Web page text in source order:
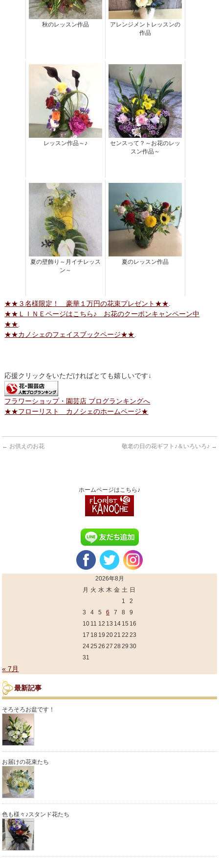
秋のレッスン作品
アレンジメントレッスンの
作品
レッスン作品～♪
センスって？～お花のレッ
スン作品～
夏の壁飾り～月イチレッス
ン～
夏のレッスン作品
★★３名様限定！ 豪華１万円の花束プレゼント★★.
★★ＬＩＮＥページはこちら♪ お花のクーポンキャンペーン中
★★.
★★カノシェのフェイスブックページ★★.
応援クリックをいただければとても嬉しいです↓
フラワーショップ・園芸店 ブログランキングへ
★★フローリスト カノシェのホームページ★
← お供えのお花 敬老の日の花ギフト♪＆いろいろ♪ →
ホームページはこちら♪
2026年8月
月 火 水 木 金 土 日
1
2
3
4 5 6 7 8
9
10 11 12 13 14 15 16
17 18 19 2021 22 23
2425 26 27 28 29 30
31
« 7月
最新記事
そろそろお盆です！
お届けの花束たち
色も様々♪スタンド花たち